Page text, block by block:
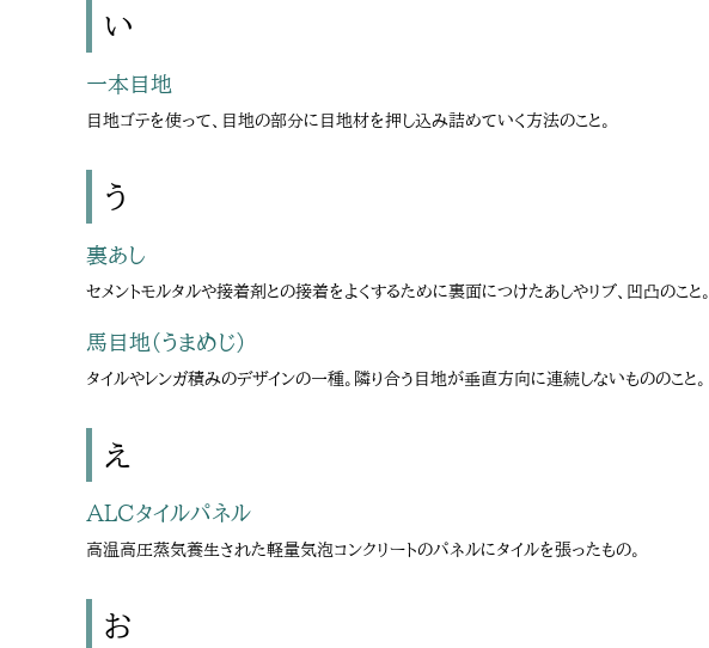
い
一本目地
目地ゴテを使って、目地の部分に目地材を押し込み詰めていく方法のこと。
う
裏あし
セメントモルタルや接着剤との接着をよくするために裏面につけたあしやリブ、凹凸のこと。
馬目地（うまめじ）
タイルやレンガ積みのデザインの一種。隣り合う目地が垂直方向に連続しないもののこと。
え
ALCタイルパネル
高温高圧蒸気養生された軽量気泡コンクリートのパネルにタイルを張ったもの。
お